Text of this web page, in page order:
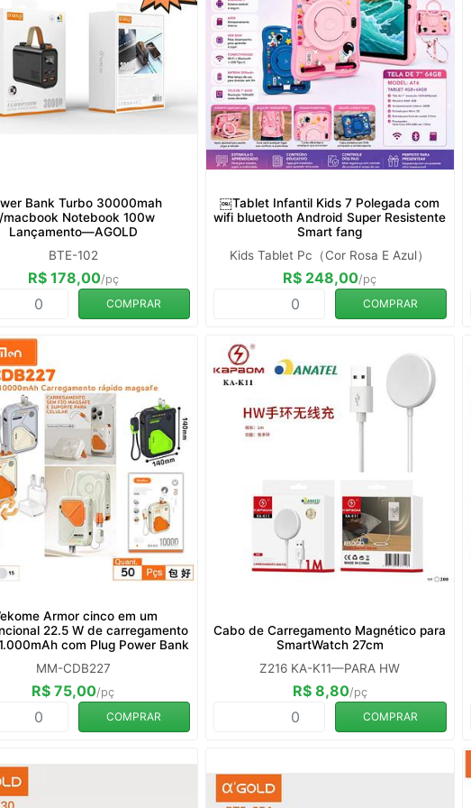
Bank Turbo 30000mah
macbook Notebook 100w
Lançamento—AGOLD
BTE-102
R$ 178,00/pç
COMPRAR
￼Tablet Infantil Kids 7 Polegada com
wifi bluetooth Android Super Resistente
Smart fang
Kids Tablet Pc（Cor Rosa E Azul）
R$ 248,00/pç
COMPRAR
Armor cinco em um
22.5 W de carregamento
com Plug Power Bank
MM-CDB227
R$ 75,00/pç
COMPRAR
Cabo de Carregamento Magnético para
SmartWatch 27cm
Z216 KA-K11—PARA HW
R$ 8,80/pç
COMPRAR